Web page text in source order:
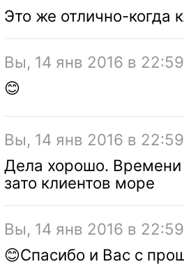
Это же отлично-когда
Вы, 14 янв 2016 в
😊
Вы, 14 янв 2016 в
Дела хорошо. Времени
зато клиентов море
Вы, 14 янв 2016 в
😊Спасибо и Вас с